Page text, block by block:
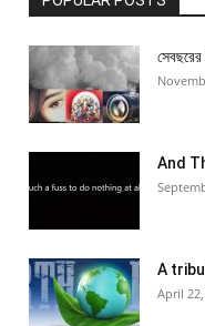
সেবছরের
And
A
April